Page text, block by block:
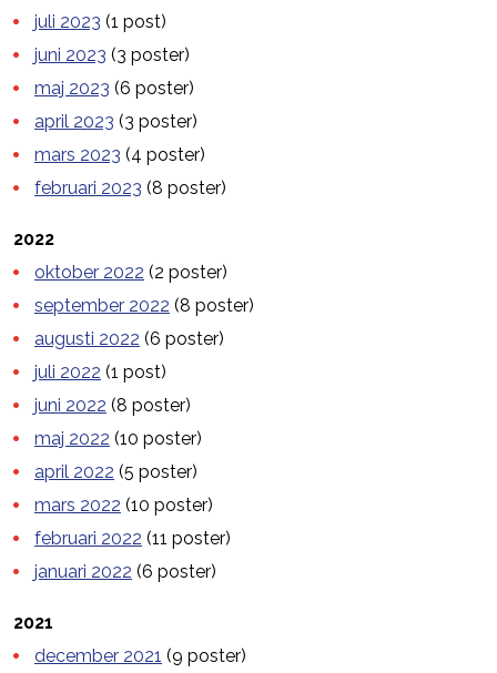
juli 2023 (1 post)
juni 2023 (3 poster)
maj 2023 (6 poster)
april 2023 (3 poster)
mars 2023 (4 poster)
februari 2023 (8 poster)
2022
oktober 2022 (2 poster)
september 2022 (8 poster)
augusti 2022 (6 poster)
juli 2022 (1 post)
juni 2022 (8 poster)
maj 2022 (10 poster)
april 2022 (5 poster)
mars 2022 (10 poster)
februari 2022 (11 poster)
januari 2022 (6 poster)
2021
december 2021 (9 poster)